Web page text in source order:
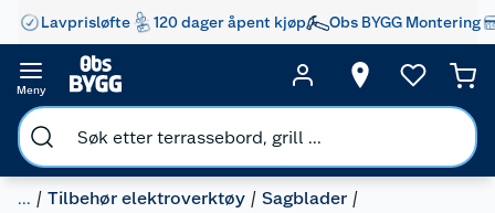
Lavprisløfte 120 dager åpent kjøp Obs BYGG Montering
Meny
... Tilbehør elektroverktøy
Sagblader